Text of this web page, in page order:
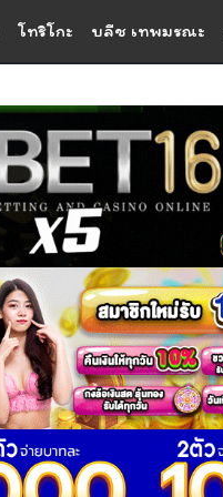
โทริโกะ บลีช เทพมรณะ